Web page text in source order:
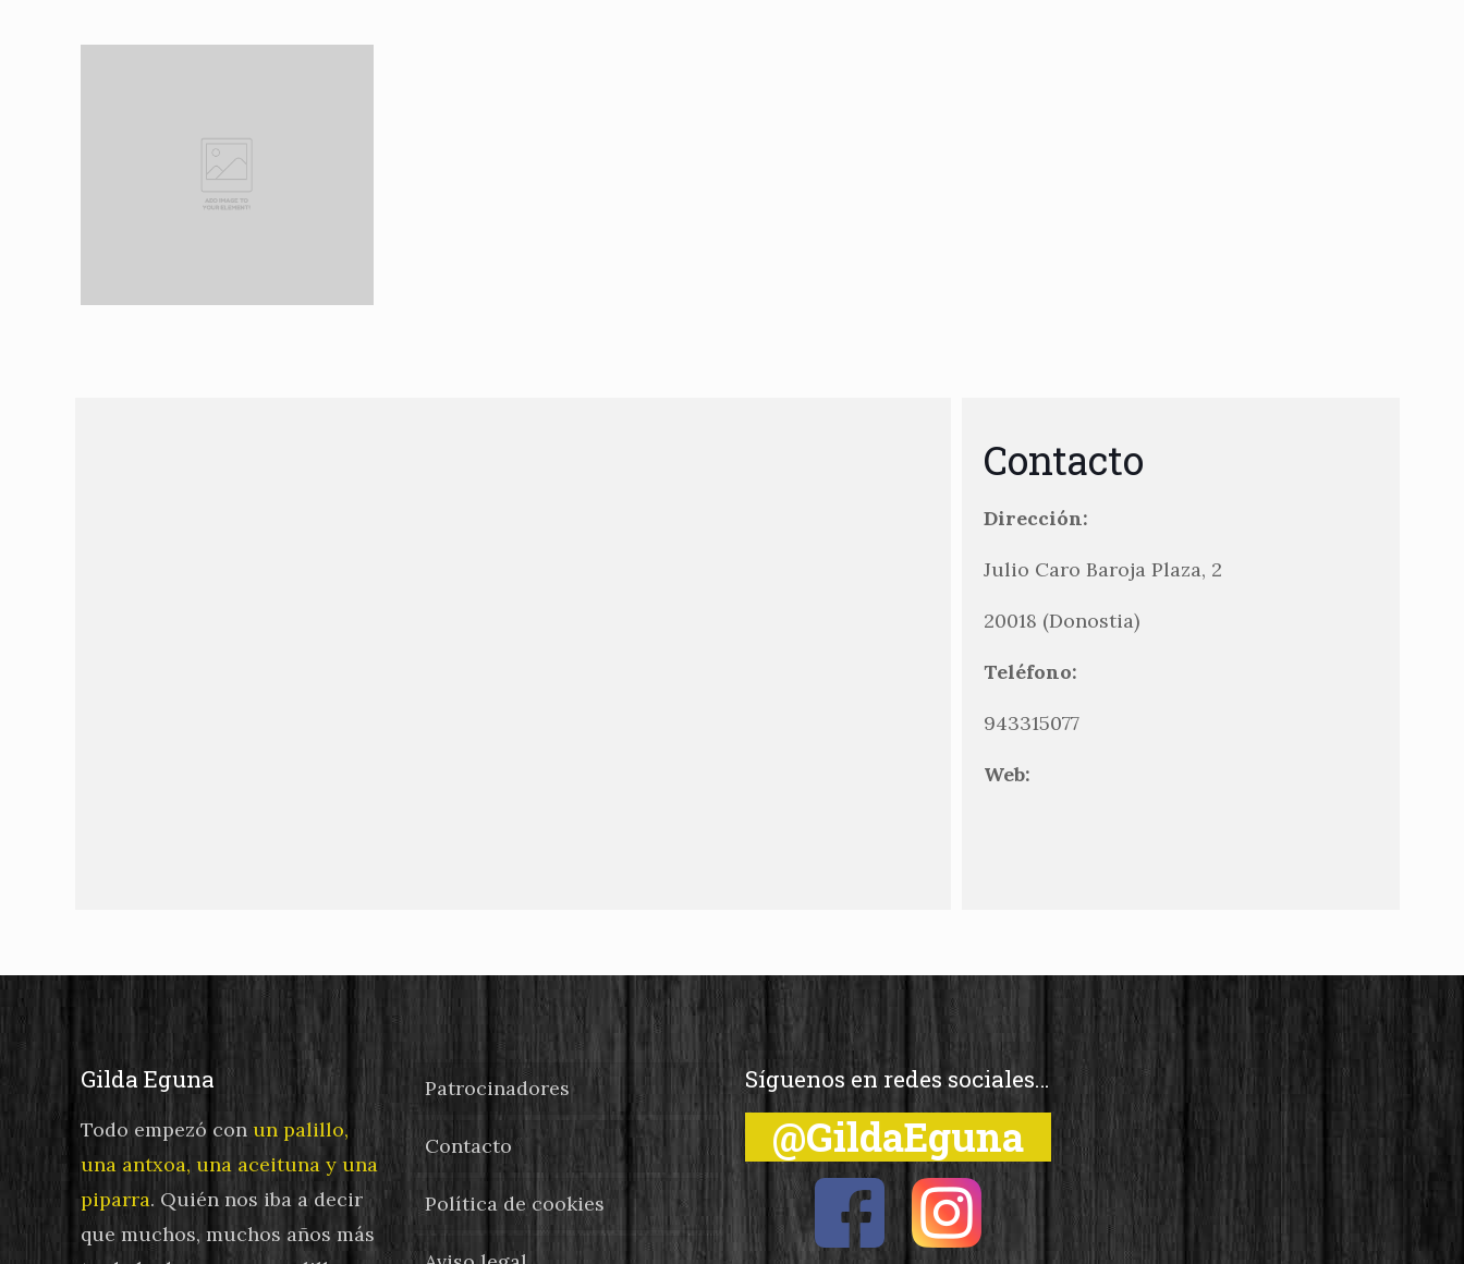
Contacto
Dirección:
Julio Caro Baroja Plaza, 2
20018 (Donostia)
Teléfono:
943315077
Web:
Gilda Eguna
Todo empezó con un palillo,
una antxoa, una aceituna y una
piparra. Quién nos iba a decir
que muchos, muchos años más
Patrocinadores
Contacto
Política de cookies
Síguenos en redes sociales…
@GildaEguna